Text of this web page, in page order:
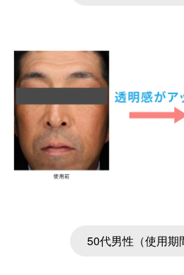
50代男性（使用期